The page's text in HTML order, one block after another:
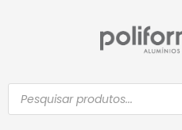
Pesquisar
produtos